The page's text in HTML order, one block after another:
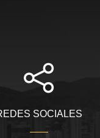
SOCIALES